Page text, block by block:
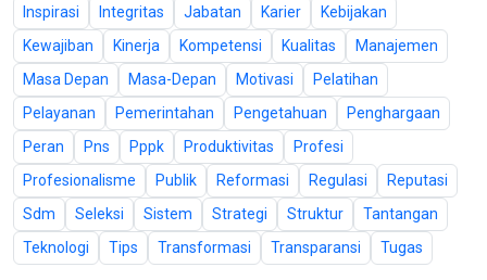
Inspirasi
Integritas Jabatan Karier
Kebijakan
Kewajiban
Kinerja Kompetensi Kualitas
Manajemen
Masa Depan
Masa-Depan Motivasi
Pelatihan
Pelayanan
Pemerintahan Pengetahuan
Penghargaan
Peran
Pns Pppk Produktivitas
Profesi
Profesionalisme
Publik Reformasi Regulasi
Reputasi
Sdm
Seleksi Sistem Strategi Struktur
Tantangan
Teknologi
Tips Transformasi Transparansi Tugas